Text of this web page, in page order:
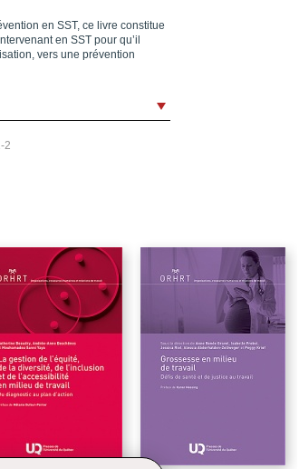
en SST, ce livre constitue
en SST pour qu’il
vers une prévention
2